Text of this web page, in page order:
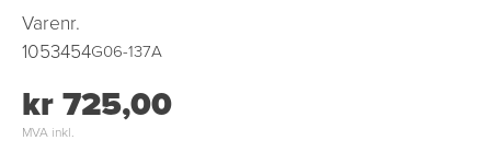
Varenr.
1053454G06-137A
kr 725,00
MVA inkl.